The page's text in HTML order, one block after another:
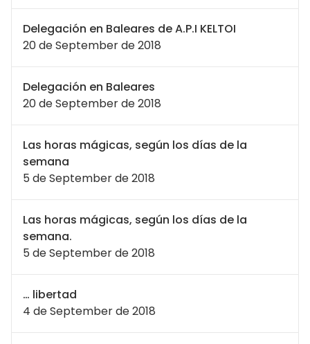
Delegación en Baleares de A.P.I KELTOI
20 de September de 2018
Delegación en Baleares
20 de September de 2018
Las horas mágicas, según los días de la
semana
5 de September de 2018
Las horas mágicas, según los días de la
semana.
5 de September de 2018
… libertad
4 de September de 2018